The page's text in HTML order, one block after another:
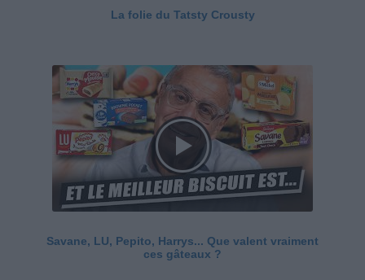
La folie du Tatsty Crousty
Savane, LU, Pepito, Harrys... Que valent vraiment
ces gâteaux ?